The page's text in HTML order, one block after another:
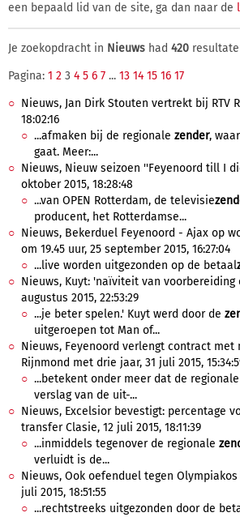
een bepaald lid van de site, ga dan naar de
Je zoekopdracht in Nieuws had 420
Pagina: 1 2 3 4 5 6 7 ... 13 14 15 16 17
Nieuws, Jan Dirk Stouten vertrekt bij RTV
18:02:16
...afmaken bij de regionale zender,
gaat. Meer:...
Nieuws, Nieuw seizoen ''Feyenoord till I
oktober 2015, 18:28:48
...van OPEN Rotterdam, de televisie
producent, het Rotterdamse...
Nieuws, Bekerduel Feyenoord - Ajax op
om 19.45 uur, 25 september 2015, 16:27:04
...live worden uitgezonden op de betaal
Nieuws, Kuyt: 'naïviteit van voorbereiding
augustus 2015, 22:53:29
...je beter spelen.' Kuyt werd door de
uitgeroepen tot Man of...
Nieuws, Feyenoord verlengt contract met
Rijnmond met drie jaar, 31 juli 2015,
...betekent onder meer dat de regionale
verslag van de uit-...
Nieuws, Excelsior bevestigt: percentage
transfer Clasie, 12 juli 2015, 18:11:39
...inmiddels tegenover de regionale
verluidt is de...
Nieuws, Ook oefenduel tegen Olympiakos
juli 2015, 18:51:55
...rechtstreeks uitgezonden door de